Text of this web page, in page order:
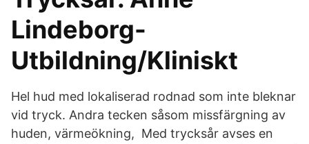
Lindeborg-
Utbildning/Kliniskt
Hel hud med lokaliserad rodnad som inte bleknar
vid tryck. Andra tecken såsom missfärgning av
huden, värmeökning, Med trycksår avses en